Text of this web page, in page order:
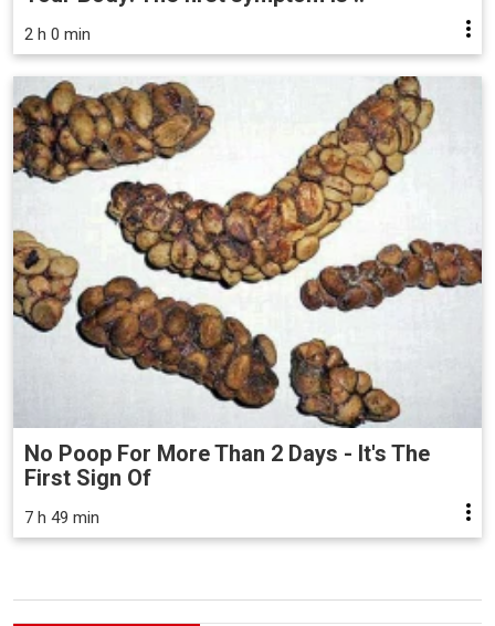
2 h 0 min
No Poop For More Than 2 Days - It's The
First Sign Of
7 h 49 min